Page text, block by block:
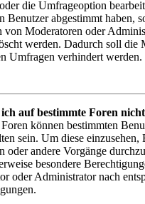
die Umfrageoption
Benutzer abgestimmt haben,
von Moderatoren oder
werden. Dadurch soll die
Umfragen verhindert werden.
auf bestimmte Foren
können bestimmten
sein. Um diese einzusehen,
oder andere Vorgänge
besondere
oder Administrator nach